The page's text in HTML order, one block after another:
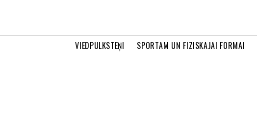
VIEDPULKSTEŅI SPORTAM UN FIZISKAJAI FORMAI